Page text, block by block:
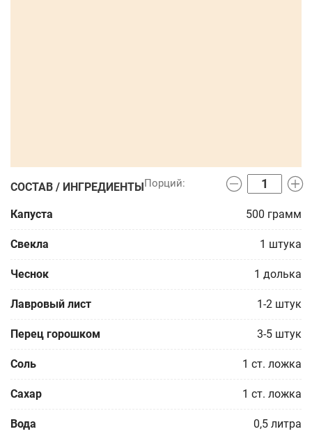
СОСТАВ / ИНГРЕДИЕНТЫ
Капуста 500 грамм
Свекла 1 штука
Чеснок 1 долька
Лавровый лист 1-2 штук
Перец горошком 3-5 штук
Соль 1 ст. ложка
Сахар 1 ст. ложка
Вода 0,5 литра